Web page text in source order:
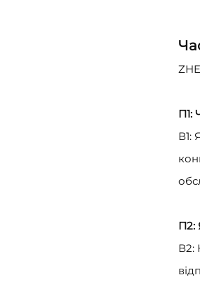
П1:
В1:
П2:
В2: